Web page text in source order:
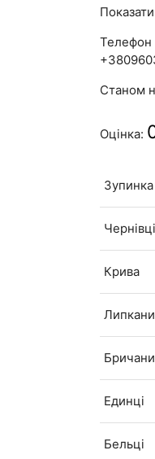
Телефон
Станом
Оцінка:
Зупинка
Чернівці
Крива
Липкани
Бричани
Единці
Бельці